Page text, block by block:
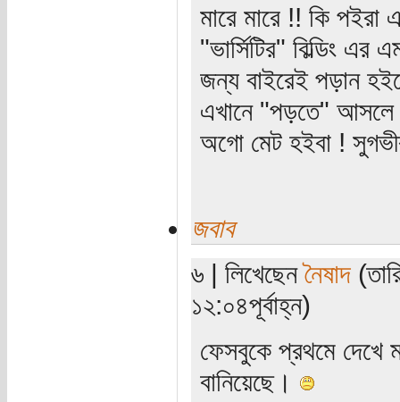
মারে মারে !! কি
"ভার্সিটির" বিল্ডিং
জন্য বাইরেই পড়ান
এখানে "পড়তে" আসলে
অগো মেট হইবা !
জবাব
৬ | লিখেছেননৈষাদ
১২:০৪পূর্বাহ্ন)
ফেসবুকে প্রথমে দেখে
বানিয়েছে।